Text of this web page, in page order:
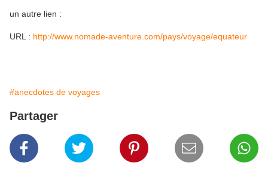
un autre lien :
URL : http://www.nomade-aventure. com/pays/voyage/equateur
#anecdotes de voyages
Partager